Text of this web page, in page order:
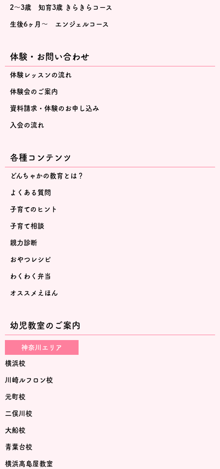
2～3歳 知育3歳 きらきらコース
生後6ヶ月～ エンジェルコース
体験・お問い合わせ
体験レッスンの流れ
体験会のご案内
資料請求・体験のお申し込み
入会の流れ
各種コンテンツ
どんちゃかの教育とは？
よくある質問
子育てのヒント
子育て相談
親力診断
おやつレシピ
わくわく弁当
オススメえほん
幼児教室のご案内
神奈川エリア
横浜校
川崎ルフロン校
元町校
二俣川校
大船校
青葉台校
横浜高島屋教室